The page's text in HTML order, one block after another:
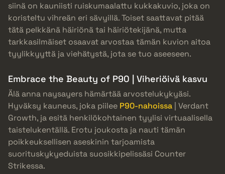
siinä on kauniisti ruiskumaalattu kukkakuvio, joka on
koristeltu vihreän eri sävyillä. Toiset saattavat pitää
tätä pelkkänä häiriönä tai häiriötekijänä, mutta
tarkkasilmäiset osaavat arvostaa tämän kuvion aitoa
tyylikkyyttä ja viehätystä, jota se tuo aseeseen.
Embrace the Beauty of P90 | Viheriöivä kasvu
Älä anna naysayers hämärtää arvostelukykyäsi.
Hyväksy kauneus, joka piilee P90-nahoissa | Verdant
Growth, ja esitä henkilökohtainen tyylisi virtuaalisella
taistelukentällä. Erotu joukosta ja nauti tämän
poikkeuksellisen aseskinin tarjoamista
suorituskykyeduista suosikkipelissäsi Counter
Strikessa.